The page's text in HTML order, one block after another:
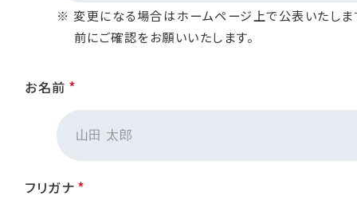
※ 変更になる場合はホームページ上で公表いたしま
前にご確認をお願いいたします。
お名前 *
フリガナ *